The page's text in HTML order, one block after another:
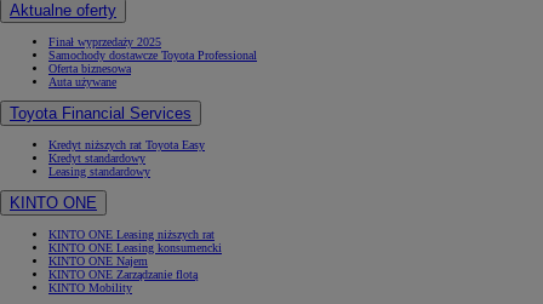
Aktualne oferty
Finał wyprzedaży 2025
Samochody dostawcze Toyota Professional
Oferta biznesowa
Auta używane
Toyota Financial Services
Kredyt niższych rat Toyota Easy
Kredyt standardowy
Leasing standardowy
KINTO ONE
KINTO ONE Leasing niższych rat
KINTO ONE Leasing konsumencki
KINTO ONE Najem
KINTO ONE Zarządzanie flotą
KINTO Mobility